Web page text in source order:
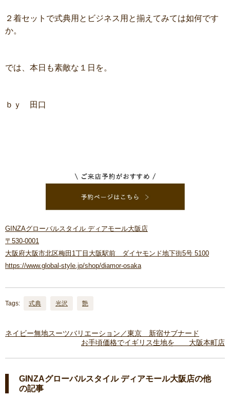
２着セットで式典用とビジネス用と揃えてみては如何です
か。
では、本日も素敵な１日を。
ｂｙ 田口
GINZAグローバルスタイル ディアモール大阪店
〒530-0001
大阪府大阪市北区梅田1丁目大阪駅前 ダイヤモンド地下街5号 5100
https://www.global-style.jp/shop/diamor-osaka
Tags: 式典 光沢 艶
ネイビー無地スーツバリエーション／東京 新宿サブナード
お手頃価格でイギリス生地を 大阪本町店
GINZAグローバルスタイル ディアモール大阪店の他
の記事